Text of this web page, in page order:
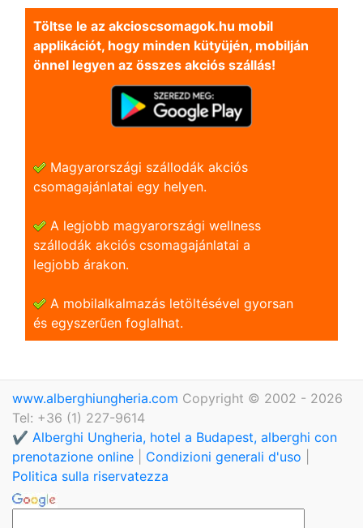
Töltse le az akcioscsomagok.hu mobil
applikációt, hogy minden kütyüjén, mobilján
önnel legyen az összes akciós szállás!
Magyarországi szállodák akciós
csomagajánlatai egy helyen.
A legjobb magyarországi wellness
szállodák akciós csomagajánlatai a
legjobb árakon.
A mobilalkalmazás letöltésével gyorsan
és egyszerũen foglalhat.
www.alberghiungheria.com Copyright © 2002 - 2026
Tel: +36 (1) 227-9614
✔️ Alberghi Ungheria, hotel a Budapest, alberghi con
prenotazione online
Condizioni generali d'uso
Politica sulla riservatezza